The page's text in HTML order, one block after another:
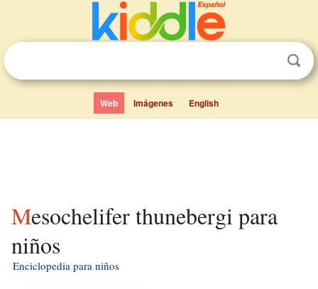
Web Imágenes English
Mesochelifer thunebergi para
niños
Enciclopedia para niños